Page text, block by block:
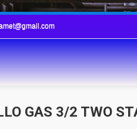
GAS 3/2 TWO